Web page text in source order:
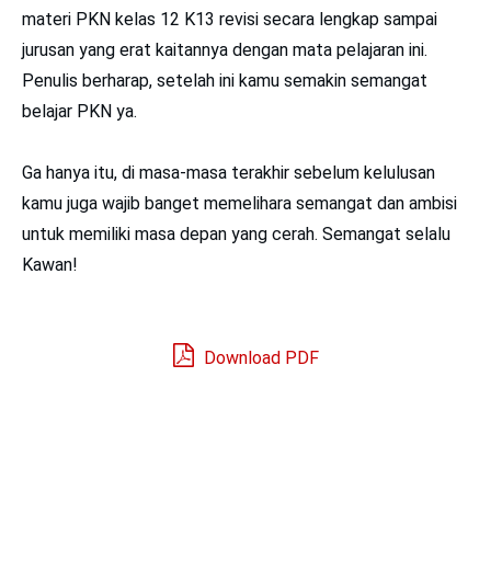
materi PKN kelas 12 K13 revisi secara lengkap sampai
jurusan yang erat kaitannya dengan mata pelajaran ini.
Penulis berharap, setelah ini kamu semakin semangat
belajar PKN ya.
Ga hanya itu, di masa-masa terakhir sebelum kelulusan
kamu juga wajib banget memelihara semangat dan ambisi
untuk memiliki masa depan yang cerah. Semangat selalu
Kawan!
Download PDF